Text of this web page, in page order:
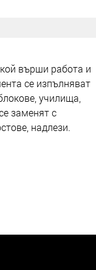
върши работа и
се изпълняват
училища,
заменят с
надлези.